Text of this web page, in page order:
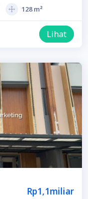
128 m²
Lihat
Rp1,1miliar